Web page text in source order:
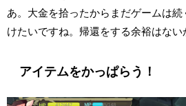
あ。大金を拾ったからまだゲームは
けたいですね。帰還をする余裕はない
アイテムをかっぱらう！